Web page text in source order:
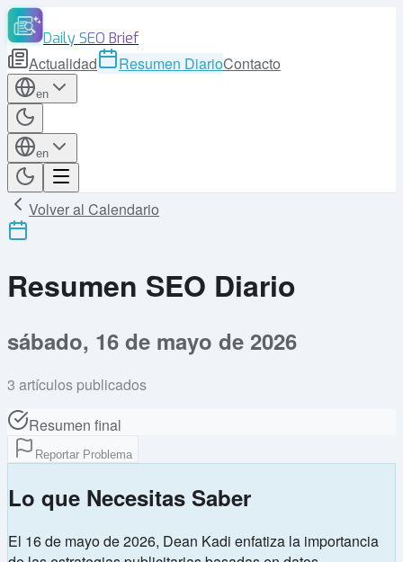
Daily SEO Brief
Actualidad Resumen DiarioContacto
en
en
Volver al Calendario
Resumen SEO Diario
sábado, 16 de mayo de 2026
3 artículos publicados
Resumen final
Reportar Problema
Lo que Necesitas Saber
El 16 de mayo de 2026, Dean Kadi enfatiza la importancia